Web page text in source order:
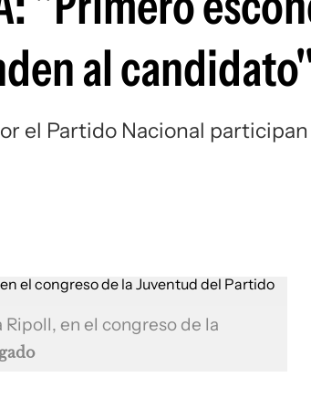
al
el Partido Nacional participan
en el congreso de la